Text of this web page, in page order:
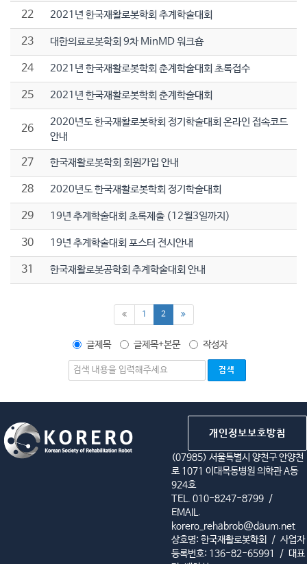
22 2021년 한국재활로봇학회 추계학술대회
23 대한의료로봇학회 9차 MinMD 워크숍
24 2021년 한국재활로봇학회 춘계학술대회 초록접수
25 2021년 한국재활로봇학회 춘계학술대회
26
2020년도 한국재활로봇학회 정기학술대회 온라인 접속코드
안내
27 한국재활로봇학회 회원가입 안내
28 2020년도 한국재활로봇학회 정기학술대회
29 19년 추계학술대회 초록제출 (12월3일까지)
30 19년 추계학술대회 포스터 전시안내
31 한국재활로봇공학회 추계학술대회 안내
1 2(current)
글제목 글제목+본문 작성자
개인정보보호방침
(07985) 서울특별시 양천구 안양천
로 1071 이대목동병원 의학관 A동
924호
TEL. 010-8247-8799 /
EMAIL.
korero_rehabrob@daum.net
상호명: 한국재활로봇학회
/ 사업자
등록번호: 136-82-65991
/ 대표